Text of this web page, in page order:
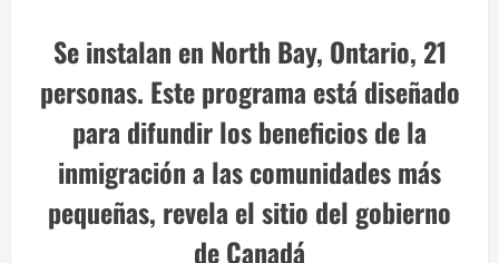
Se instalan en North Bay, Ontario, 21
personas. Este programa está diseñado
para difundir los beneficios de la
inmigración a las comunidades más
pequeñas, revela el sitio del gobierno
de Canadá